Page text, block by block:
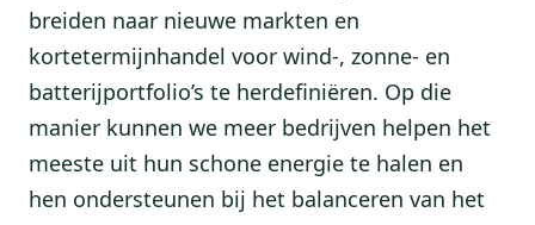
breiden naar nieuwe markten en
kortetermijnhandel voor wind-, zonne- en
batterijportfolio’s te herdefiniëren. Op die
manier kunnen we meer bedrijven helpen het
meeste uit hun schone energie te halen en
hen ondersteunen bij het balanceren van het